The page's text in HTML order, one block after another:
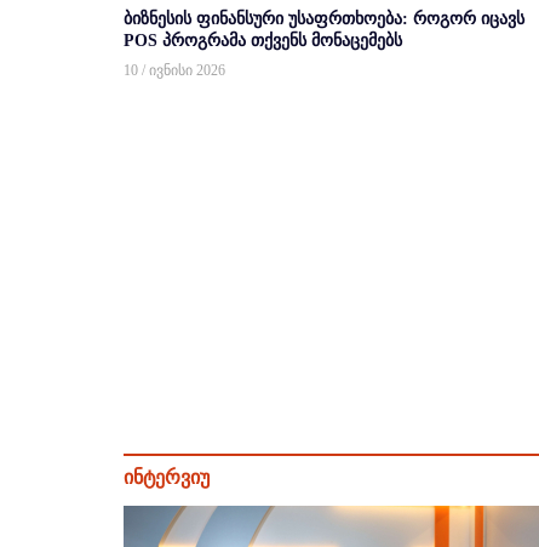
ბიზნესის ფინანსური უსაფრთხოება: როგორ იცავს
POS პროგრამა თქვენს მონაცემებს
10 / ივნისი 2026
ინტერვიუ